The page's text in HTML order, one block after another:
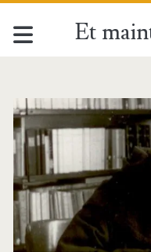
Et
<span>2
juin</